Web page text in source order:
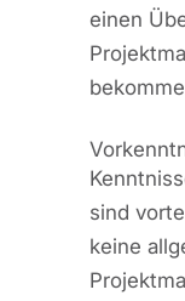
einen
sind
keine